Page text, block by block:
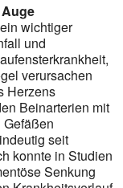
wichtiger
und
verursachen
Herzens
Beinarterien mit
seit
konnte in Studien
Senkung